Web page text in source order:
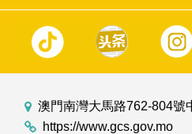
澳門南灣大馬路762-804號
https://www.gcs.gov.mo